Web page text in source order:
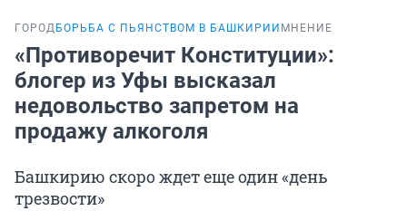
ГОРОД БОРЬБА С ПЬЯНСТВОМ В БАШКИРИИ МНЕНИЕ
«Противоречит Конституции»:
блогер из Уфы высказал
недовольство запретом на
продажу алкоголя
Башкирию скоро ждет еще один «день
трезвости»